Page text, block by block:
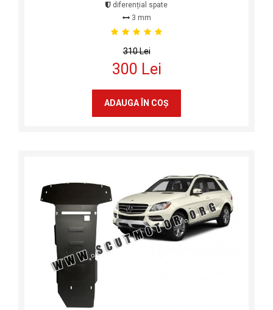
diferențial spate
3 mm
310 Lei
300 Lei
ADAUGA ÎN COŞ